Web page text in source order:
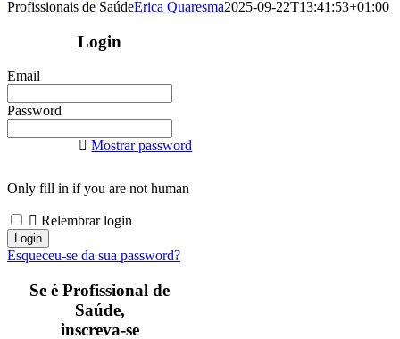
Profissionais de SaúdeErica Quaresma2025-09-22T13:41:53+01:00
Login
Email
Password
Mostrar password
Only fill in if you are not human
Relembrar login
Esqueceu-se da sua password?
Se é Profissional de
Saúde,
inscreva-se